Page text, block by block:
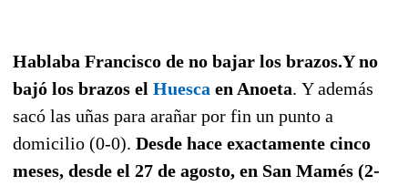
Hablaba Francisco de no bajar los brazos.Y no
bajó los brazos el Huesca en Anoeta. Y además
sacó las uñas para arañar por fin un punto a
domicilio (0-0). Desde hace exactamente cinco
meses, desde el 27 de agosto, en San Mamés (2-